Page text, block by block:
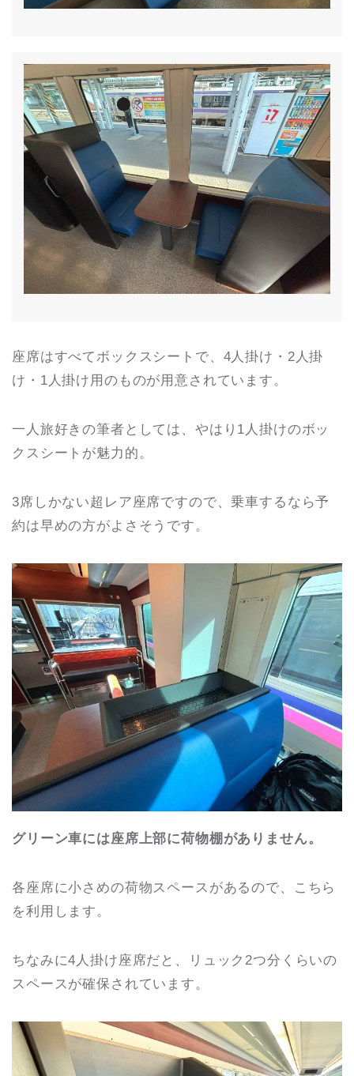
座席はすべてボックスシートで、4人掛け・2人掛
け・1人掛け用のものが用意されています。
一人旅好きの筆者としては、やはり1人掛けのボッ
クスシートが魅力的。
3席しかない超レア座席ですので、乗車するなら予
約は早めの方がよさそうです。
グリーン車には座席上部に荷物棚がありません。
各座席に小さめの荷物スペースがあるので、こちら
を利用します。
ちなみに4人掛け座席だと、リュック2つ分くらいの
スペースが確保されています。